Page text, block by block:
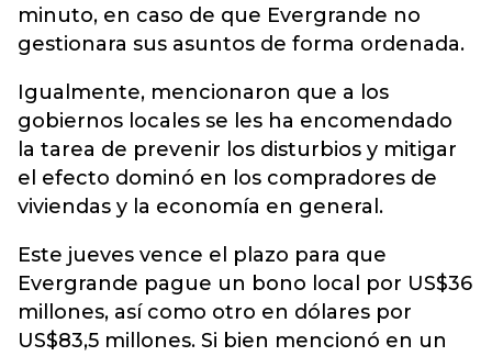
minuto, en caso de que Evergrande no
gestionara sus asuntos de forma ordenada.
Igualmente, mencionaron que a los
gobiernos locales se les ha encomendado
la tarea de prevenir los disturbios y mitigar
el efecto dominó en los compradores de
viviendas y la economía en general.
Este jueves vence el plazo para que
Evergrande pague un bono local por US$36
millones, así como otro en dólares por
US$83,5 millones. Si bien mencionó en un